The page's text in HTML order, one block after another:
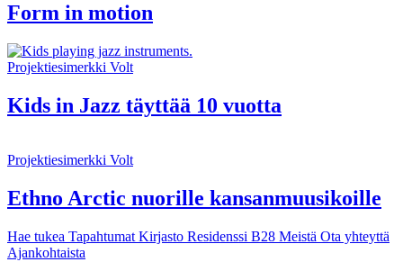
Form in motion
Projektiesimerkki Volt
Kids in Jazz täyttää 10 vuotta
Projektiesimerkki Volt
Ethno Arctic nuorille kansanmuusikoille
Hae tukea Tapahtumat Kirjasto Residenssi B28 Meistä Ota yhteyttä
Ajankohtaista